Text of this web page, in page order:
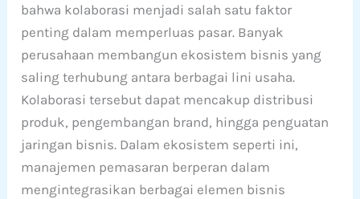
bahwa kolaborasi menjadi salah satu faktor
penting dalam memperluas pasar. Banyak
perusahaan membangun ekosistem bisnis yang
saling terhubung antara berbagai lini usaha.
Kolaborasi tersebut dapat mencakup distribusi
produk, pengembangan brand, hingga penguatan
jaringan bisnis. Dalam ekosistem seperti ini,
manajemen pemasaran berperan dalam
mengintegrasikan berbagai elemen bisnis